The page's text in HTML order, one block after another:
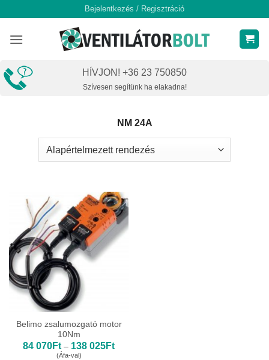
content
Bejelentkezés / Regisztráció
HÍVJON! +36 23 750850
Szívesen segítünk ha elakadna!
NM 24A
Belimo zsalumozgató motor
10Nm
84 070Ft – 138 025FtÁrtartomány:
(Áfa-val)